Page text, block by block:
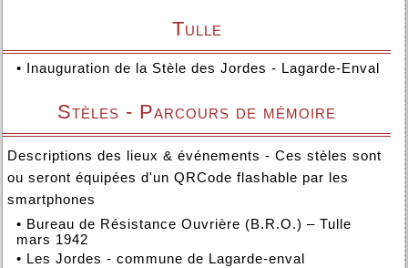
Tulle
• Inauguration de la Stèle des Jordes - Lagarde-Enval
Stèles - Parcours de mémoire
Descriptions des lieux & événements - Ces stèles sont
ou seront équipées d'un QRCode flashable par les
smartphones
• Bureau de Résistance Ouvrière (B.R.O.) – Tulle
mars 1942
• Les Jordes - commune de Lagarde-enval